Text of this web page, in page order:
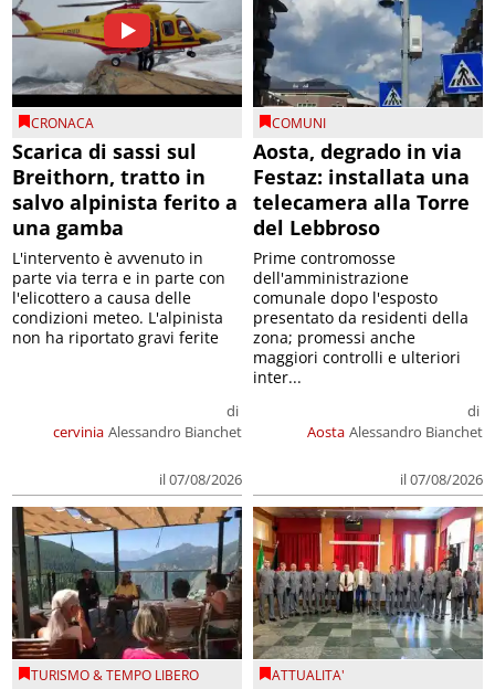
CRONACA
Scarica di sassi sul
Breithorn, tratto in
salvo alpinista ferito a
una gamba
cervinia
di
Alessandro Bianchet
il 07/08/2026
L'intervento è avvenuto in
parte via terra e in parte con
l'elicottero a causa delle
condizioni meteo. L'alpinista
non ha riportato gravi ferite
COMUNI
Aosta, degrado in via
Festaz: installata una
telecamera alla Torre
del Lebbroso
Aosta
di
Alessandro Bianchet
il 07/08/2026
Prime contromosse
dell'amministrazione
comunale dopo l'esposto
presentato da residenti della
zona; promessi anche
maggiori controlli e ulteriori
inter...
TURISMO & TEMPO LIBERO ATTUALITA'